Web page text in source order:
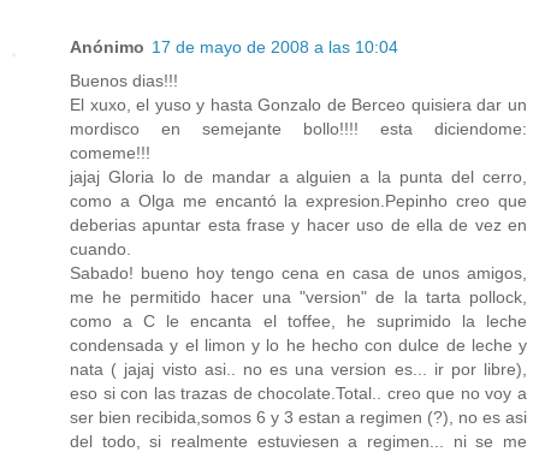
Anónimo 17 de mayo de 2008 a las 10:04
Buenos dias!!!
El xuxo, el yuso y hasta Gonzalo de Berceo quisiera dar un
mordisco en semejante bollo!!!! esta diciendome:
comeme!!!
jajaj Gloria lo de mandar a alguien a la punta del cerro,
como a Olga me encantó la expresion.Pepinho creo que
deberias apuntar esta frase y hacer uso de ella de vez en
cuando.
Sabado! bueno hoy tengo cena en casa de unos amigos,
me he permitido hacer una "version" de la tarta pollock,
como a C le encanta el toffee, he suprimido la leche
condensada y el limon y lo he hecho con dulce de leche y
nata ( jajaj visto asi.. no es una version es... ir por libre),
eso si con las trazas de chocolate.Total.. creo que no voy a
ser bien recibida,somos 6 y 3 estan a regimen (?), no es asi
del todo, si realmente estuviesen a regimen... ni se me